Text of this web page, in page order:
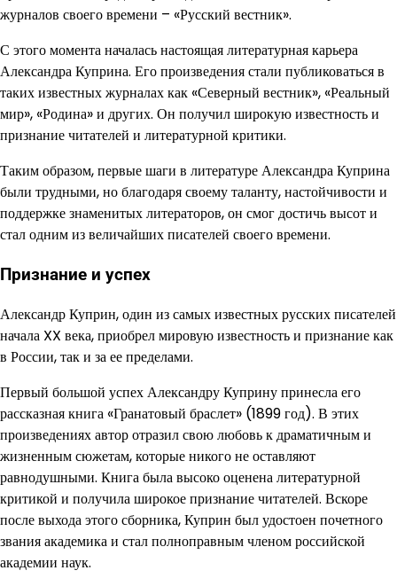
журналов своего времени – «Русский вестник».
С этого момента началась настоящая литературная карьера
Александра Куприна. Его произведения стали публиковаться в
таких известных журналах как «Северный вестник», «Реальный
мир», «Родина» и других. Он получил широкую известность и
признание читателей и литературной критики.
Таким образом, первые шаги в литературе Александра Куприна
были трудными, но благодаря своему таланту, настойчивости и
поддержке знаменитых литераторов, он смог достичь высот и
стал одним из величайших писателей своего времени.
Признание и успех
Александр Куприн, один из самых известных русских писателей
начала XX века, приобрел мировую известность и признание как
в России, так и за ее пределами.
Первый большой успех Александру Куприну принесла его
рассказная книга «Гранатовый браслет» (1899 год). В этих
произведениях автор отразил свою любовь к драматичным и
жизненным сюжетам, которые никого не оставляют
равнодушными. Книга была высоко оценена литературной
критикой и получила широкое признание читателей. Вскоре
после выхода этого сборника, Куприн был удостоен почетного
звания академика и стал полноправным членом российской
академии наук.